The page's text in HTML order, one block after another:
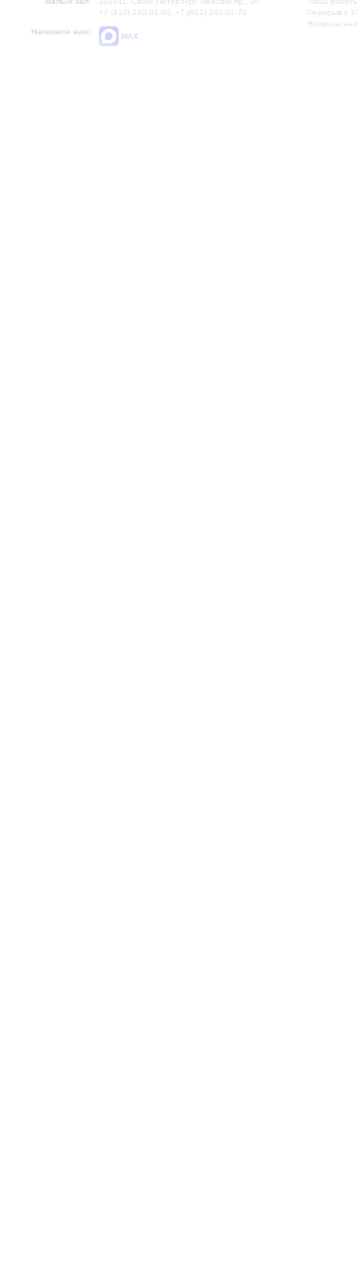
+7 (812) 240-01-00, +7 (812) 240-01-70
Напишите нам:
MAX
Перерыв с
Вопросы